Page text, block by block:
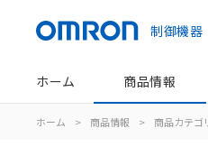
制御機器
ホーム 商品情報
ホーム > 商品情報 > 商品カテゴ